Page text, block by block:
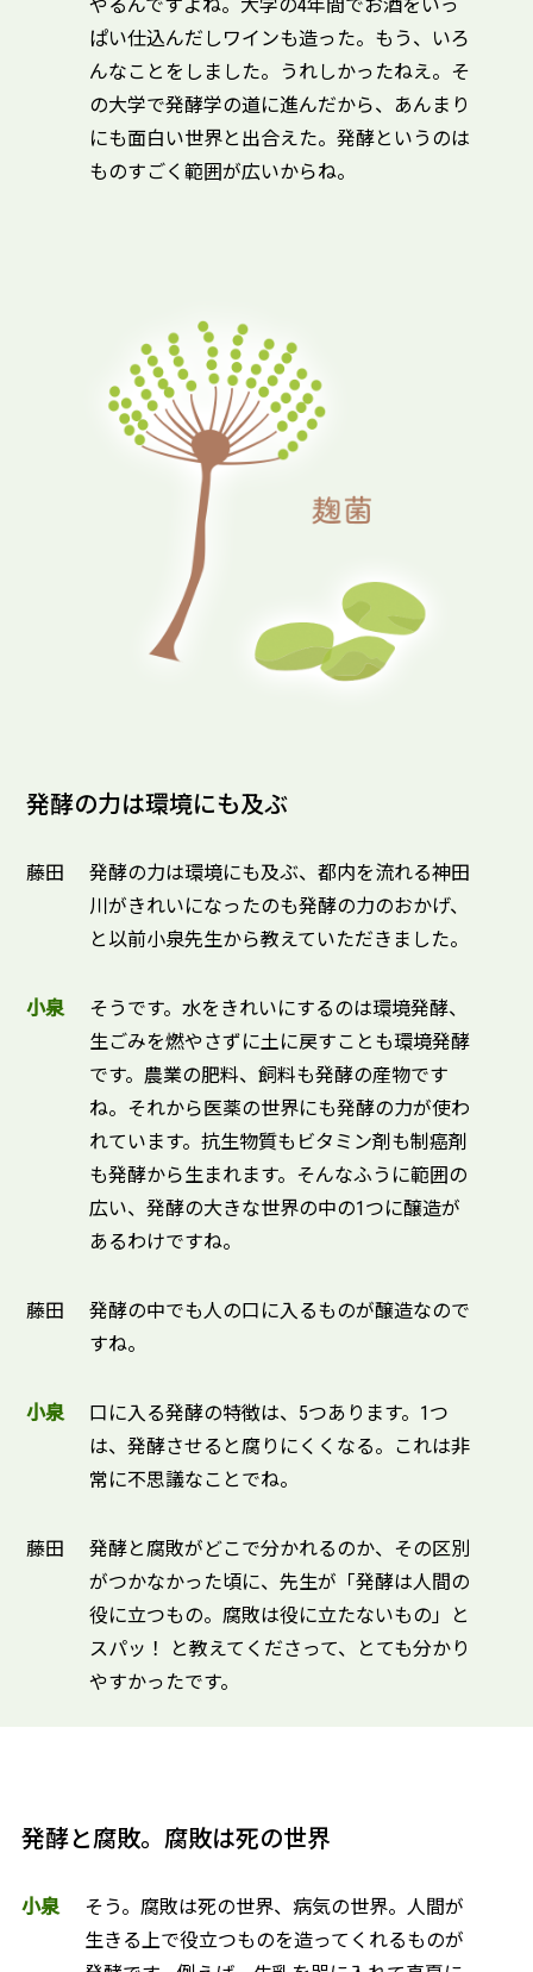
やるんですよね。大学の4年間でお酒をいっ
ぱい仕込んだしワインも造った。もう、いろ
んなことをしました。うれしかったねえ。そ
の大学で発酵学の道に進んだから、あんまり
にも面白い世界と出合えた。発酵というのは
ものすごく範囲が広いからね。
発酵の力は環境にも及ぶ
藤田
発酵の力は環境にも及ぶ、都内を流れる神田
川がきれいになったのも発酵の力のおかげ、
と以前小泉先生から教えていただきました。
小泉
そうです。水をきれいにするのは環境発酵、
生ごみを燃やさずに土に戻すことも環境発酵
です。農業の肥料、飼料も発酵の産物です
ね。それから医薬の世界にも発酵の力が使わ
れています。抗生物質もビタミン剤も制癌剤
も発酵から生まれます。そんなふうに範囲の
広い、発酵の大きな世界の中の1つに醸造が
あるわけですね。
藤田
発酵の中でも人の口に入るものが醸造なので
すね。
小泉
口に入る発酵の特徴は、5つあります。1つ
は、発酵させると腐りにくくなる。これは非
常に不思議なことでね。
藤田
発酵と腐敗がどこで分かれるのか、その区別
がつかなかった頃に、先生が「発酵は人間の
役に立つもの。腐敗は役に立たないもの」と
スパッ！ と教えてくださって、とても分かり
やすかったです。
発酵と腐敗。腐敗は死の世界
小泉
そう。腐敗は死の世界、病気の世界。人間が
生きる上で役立つものを造ってくれるものが